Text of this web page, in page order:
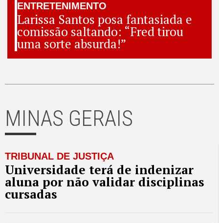
ENTRETENIMENTO
Larissa Santos posa fantasiada e
comissão saltando: “Fred tirou
uma sorte absurda!”
MINAS GERAIS
TRIBUNAL DE JUSTIÇA
Universidade terá de indenizar
aluna por não validar disciplinas
cursadas